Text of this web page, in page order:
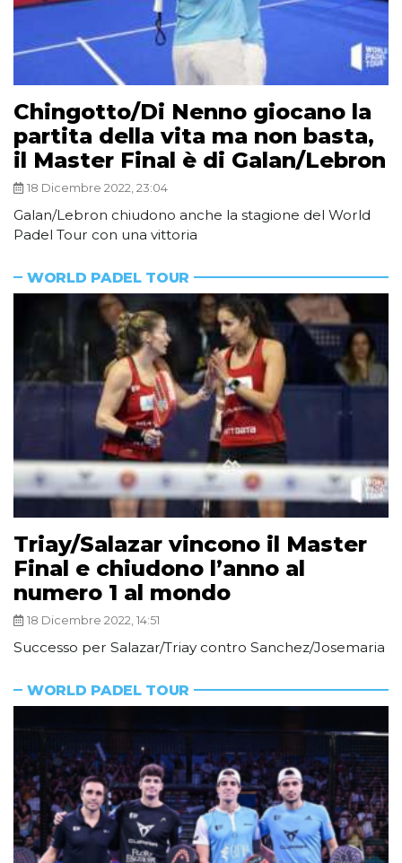
Chingotto/Di Nenno giocano la
partita della vita ma non basta,
il Master Final è di Galan/Lebron
18 Dicembre 2022, 23:04
Galan/Lebron chiudono anche la stagione del World
Padel Tour con una vittoria
WORLD PADEL TOUR
Triay/Salazar vincono il Master
Final e chiudono l’anno al
numero 1 al mondo
18 Dicembre 2022, 14:51
Successo per Salazar/Triay contro Sanchez/Josemaria
WORLD PADEL TOUR